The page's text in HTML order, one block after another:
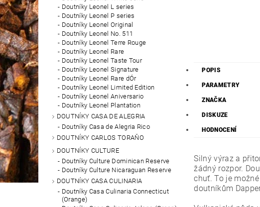
Doutníky Leonel L series
Doutníky Leonel P series
Doutníky Leonel Original
Doutníky Leonel No. 511
Doutníky Leonel Terre Rouge
Doutníky Leonel Rare
Doutníky Leonel Taste Tour
Doutníky Leonel Signature
Doutníky Leonel Rare dÓr
Doutníky Leonel Limited Edition
Doutníky Leonel Aniversario
Doutníky Leonel Plantation
DOUTNÍKY CASA DE ALEGRIA
Doutníky Casa de Alegria Rico
DOUTNÍKY CARLOS TORAŇO
DOUTNÍKY CULTURE
Doutníky Culture Dominican Reserve
Doutníky Culture Nicaraguan Reserve
DOUTNÍKY CASA CULINARIA
Doutníky Casa Culinaria Connecticut
(Orange)
POPIS
PARAMETRY
ZNAČKA
DISKUZE
HODNOCENÍ
Silný výraz a
žádný rozpor.
chuť. To je
doutníkům